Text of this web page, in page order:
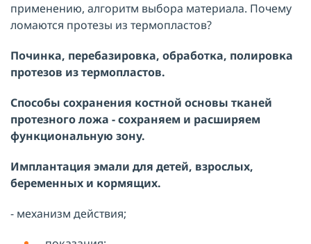
применению, алгоритм выбора материала. Почему
ломаются протезы из термопластов?
Починка, перебазировка, обработка, полировка
протезов из термопластов.
Способы сохранения костной основы тканей
протезного ложа - сохраняем и расширяем
функциональную зону.
Имплантация эмали для детей, взрослых,
беременных и кормящих.
- механизм действия;